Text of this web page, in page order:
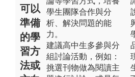
可以
準備
的學
習方
法或
學生團隊合作與分
析、解決問題的能
力。
建議高中生多參與分
組討論活動，例如：
挑選刊物做為閱讀主